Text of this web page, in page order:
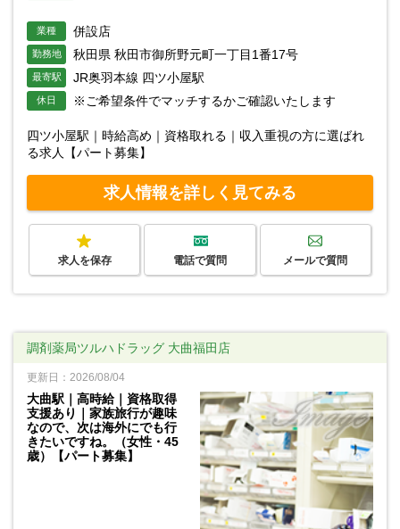
業種 併設店
勤務地 秋田県 秋田市御所野元町一丁目1番17号
最寄駅 JR奥羽本線 四ツ小屋駅
休日 ※ご希望条件でマッチするかご確認いたします
四ツ小屋駅｜時給高め｜資格取れる｜収入重視の方に選ばれ
る求人【パート募集】
求人情報を詳しく見てみる
求人を保存 電話で質問 メールで質問
調剤薬局ツルハドラッグ 大曲福田店
更新日：2026/08/04
大曲駅｜高時給｜資格取得
支援あり｜家族旅行が趣味
なので、次は海外にでも行
きたいですね。（女性・45
歳）【パート募集】